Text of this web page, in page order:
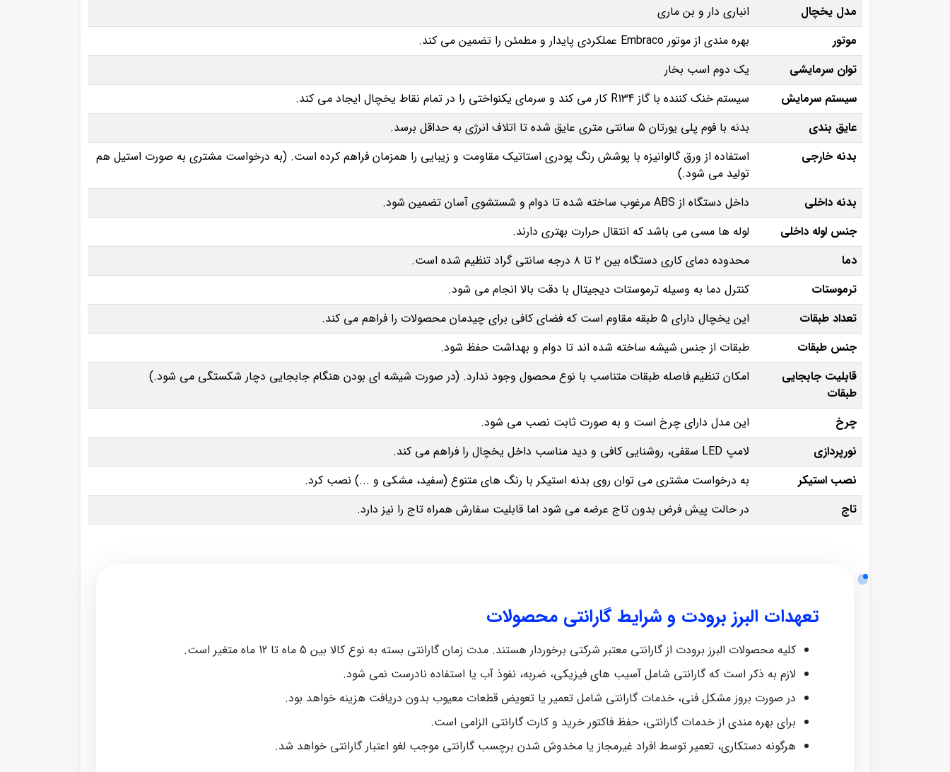
مدل یخچال
انباری دار و بن ماری
موتور
بهره‌ مندی از موتور Embraco عملکردی پایدار و مطمئن را تضمین می‌ کند.
توان سرمایشی
یک دوم اسب بخار
سیستم سرمایش
سیستم خنک‌ کننده با گاز R134 کار می‌ کند و سرمای یکنواختی را در تمام نقاط یخچال ایجاد می‌ کند.
عایق‌ بندی
بدنه با فوم پلی‌ یورتان ۵ سانتی‌ متری عایق شده تا اتلاف انرژی به حداقل برسد.
بدنه خارجی
استفاده از ورق گالوانیزه با پوشش رنگ پودری استاتیک مقاومت و زیبایی را همزمان فراهم کرده است. (به درخواست مشتری به صورت استیل هم
تولید می شود.)
بدنه داخلی
داخل دستگاه از ABS مرغوب ساخته شده تا دوام و شستشوی آسان تضمین شود.
جنس لوله داخلی
لوله‌ ها مسی می باشد که انتقال حرارت بهتری دارند.
دما
محدوده دمای کاری دستگاه بین ۲ تا ۸ درجه سانتی‌ گراد تنظیم شده است.
ترموستات
کنترل دما به وسیله ترموستات دیجیتال با دقت بالا انجام می‌ شود.
تعداد طبقات
این یخچال دارای ۵ طبقه مقاوم است که فضای کافی برای چیدمان محصولات را فراهم می‌ کند.
جنس طبقات
طبقات از جنس شیشه ساخته شده‌ اند تا دوام و بهداشت حفظ شود.
قابلیت جابجایی
طبقات
امکان تنظیم فاصله طبقات متناسب با نوع محصول وجود ندارد. (در صورت شیشه ای بودن هنگام جابجایی دچار شکستگی می شود.)
چرخ
این مدل دارای چرخ است و به‌ صورت ثابت نصب می‌ شود.
نورپردازی
لامپ LED سقفی، روشنایی کافی و دید مناسب داخل یخچال را فراهم می‌ کند.
نصب استیکر
به درخواست مشتری می‌ توان روی بدنه استیکر با رنگ‌ های متنوع (سفید، مشکی و ...) نصب کرد.
تاج
در حالت پیش‌ فرض بدون تاج عرضه می‌ شود اما قابلیت سفارش همراه تاج را نیز دارد.
تعهدات البرز برودت و شرایط گارانتی محصولات
کلیه محصولات البرز برودت از گارانتی معتبر شرکتی برخوردار هستند. مدت زمان گارانتی بسته به نوع کالا بین 5 ماه تا 12 ماه متغیر است.
لازم به ذکر است که گارانتی شامل آسیب‌ های فیزیکی، ضربه، نفوذ آب یا استفاده نادرست نمی‌ شود.
در صورت بروز مشکل فنی، خدمات گارانتی شامل تعمیر یا تعویض قطعات معیوب بدون دریافت هزینه خواهد بود.
برای بهره‌ مندی از خدمات گارانتی، حفظ فاکتور خرید و کارت گارانتی الزامی است.
هرگونه دستکاری، تعمیر توسط افراد غیرمجاز یا مخدوش شدن برچسب گارانتی موجب لغو اعتبار گارانتی خواهد شد.